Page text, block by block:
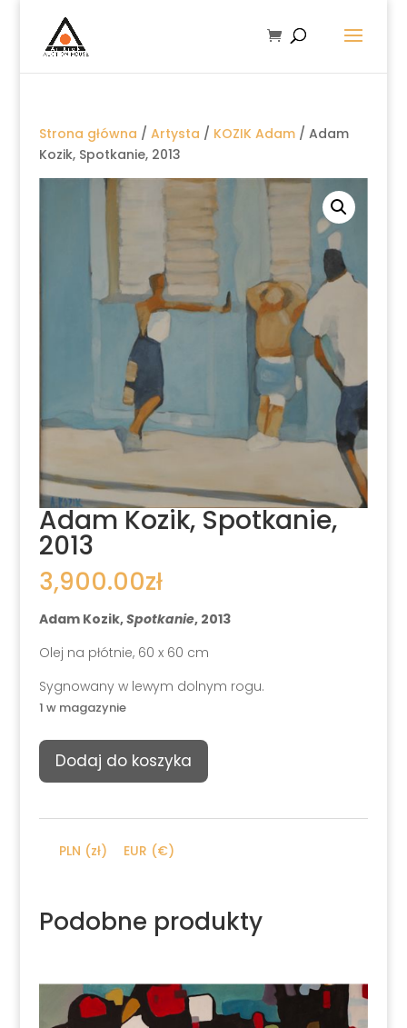
Strona główna / Artysta / KOZIK Adam/ Adam
Kozik, Spotkanie, 2013
Adam Kozik, Spotkanie,
2013
3,900.00zł
Adam Kozik,Spotkanie, 2013
Olej na płótnie, 60 x 60 cm
Sygnowany w lewym dolnym rogu.
1 w magazynie
ilość
Adam
Dodaj do koszyka
PLN (zł) EUR (€)
Podobne produkty